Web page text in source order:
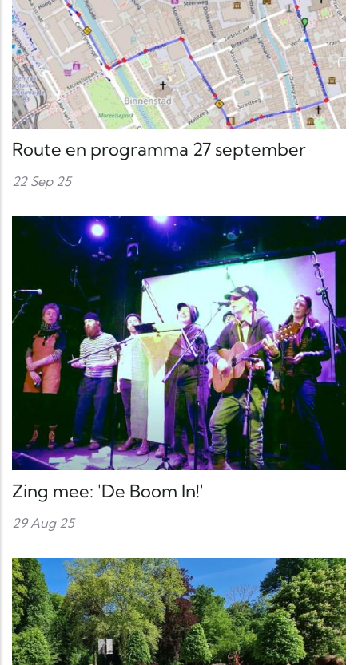
Route en programma 27 september
22 Sep 25
Zing mee: 'De Boom In!'
29 Aug 25